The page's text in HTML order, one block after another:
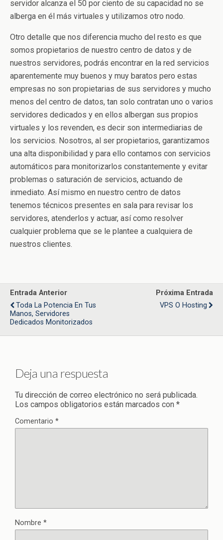
servidor alcanza el 50 por ciento de su capacidad no se
alberga en él más virtuales y utilizamos otro nodo.
Otro detalle que nos diferencia mucho del resto es que
somos propietarios de nuestro centro de datos y de
nuestros servidores, podrás encontrar en la red servicios
aparentemente muy buenos y muy baratos pero estas
empresas no son propietarias de sus servidores y mucho
menos del centro de datos, tan solo contratan uno o varios
servidores dedicados y en ellos albergan sus propios
virtuales y los revenden, es decir son intermediarias de
los servicios. Nosotros, al ser propietarios, garantizamos
una alta disponibilidad y para ello contamos con servicios
automáticos para monitorizarlos constantemente y evitar
problemas o saturación de servicios, actuando de
inmediato. Así mismo en nuestro centro de datos
tenemos técnicos presentes en sala para revisar los
servidores, atenderlos y actuar, así como resolver
cualquier problema que se le plantee a cualquiera de
nuestros clientes.
Entrada Anterior
Toda La Potencia En Tus
Manos, Servidores
Dedicados Monitorizados
Próxima Entrada
VPS O Hosting
Deja una respuesta
Tu dirección de correo electrónico no será publicada.
Los campos obligatorios están marcados con *
Comentario *
Nombre *